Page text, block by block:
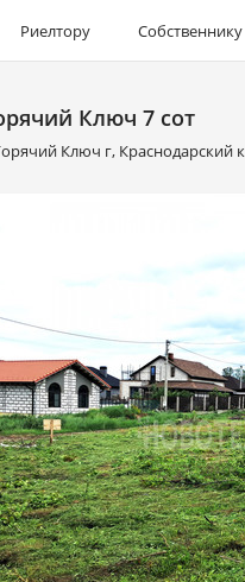
Риелтору Собственнику
Ключ 7 сот
Ключ г, Краснодарский